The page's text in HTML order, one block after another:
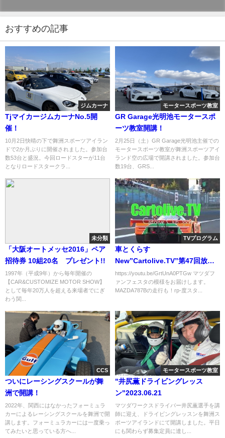
おすすめの記事
ジムカーナ
TjマイカージムカーナNo.5開
催！
10月2日快晴の下で舞洲スポーツアイラン
ドで2か月ぶりに開催されました。参加台
数53台と盛況。今回ロードスターが11台
となりロードスタークラ...
モータースポーツ教室
GR Garage光明池モータースポ
ーツ教室開講！
2月25日（土）GR Garage光明池主催での
モータースポーツ教室が舞洲スポーツアイ
ランド空の広場で開講されました。参加台
数19台、GRS...
未分類
「大阪オートメッセ2016」ペア
招待券 10組20名 プレゼント!!
1997年（平成9年）から毎年開催の
【CAR&CUSTOMIZE MOTOR SHOW】
として毎年20万人を超える来場者でにぎ
わう関...
TVプログラム
車とくらす
New”Cartolive.TV”第47回放送
【2020.03.04】
https://youtu.be/GrtUnA0PTGw マツダフ
ァンフェスタの模様をお届けします。
MAZDA787Bの走行も！rp-度スタ...
CCS
ついにレーシングスクールが舞
洲で開講！
2022年、関西にはなかったフォーミュラ
カーによるレーシングスクールを舞洲で開
講します。フォーミュラカーには一度乗っ
てみたいと思っている方へ...
モータースポーツ教室
"井尻薫ドライビングレッス
ン"2023.06.21
マツダワークスドライバー井尻薫選手を講
師に迎え、ドライビングレッスンを舞洲ス
ポーツアイランドにて開講しました。平日
にも関わらず募集定員に達し...